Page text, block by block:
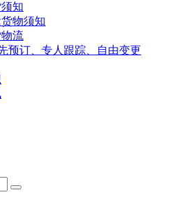
知
物须知
流
预订、专人跟踪、自由变更